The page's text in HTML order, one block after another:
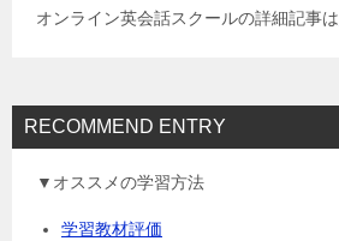
オンライン英会話スクールの詳細記事は
RECOMMEND ENTRY
▼オススメの学習方法
学習教材評価